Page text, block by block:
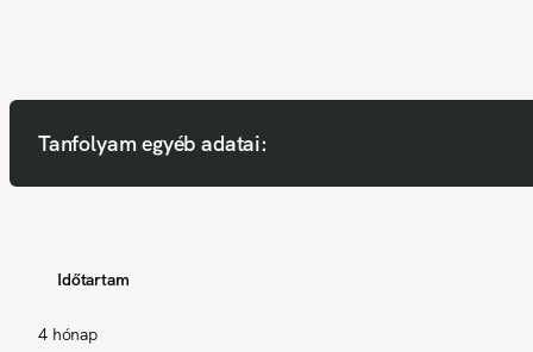
Tanfolyam egyéb adatai:
Időtartam
4 hónap